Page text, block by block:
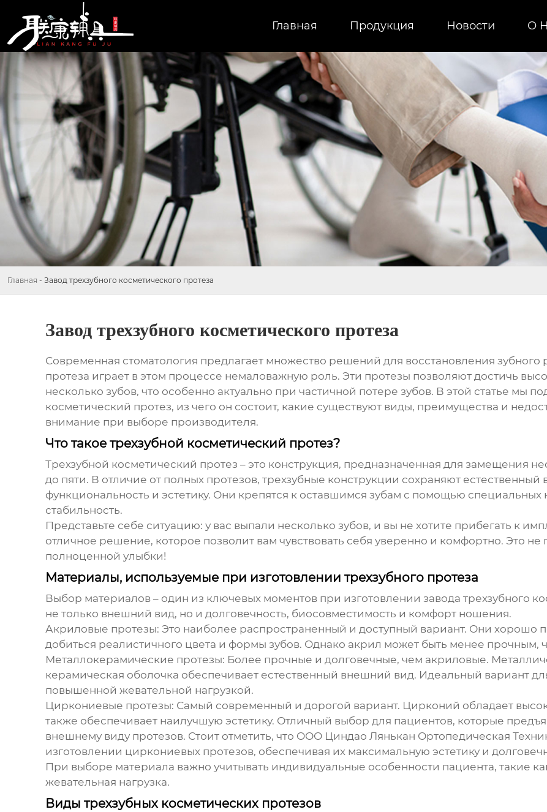
Главная Продукция Новости О
Главная - Завод трехзубного косметического протеза
Завод трехзубного косметического протеза
Современная стоматология предлагает множество решений для восстановления зубного
протеза играет в этом процессе немаловажную роль. Эти протезы позволяют достичь
несколько зубов, что особенно актуально при частичной потере зубов. В этой статье мы
косметический протез, из чего он состоит, какие существуют виды, преимущества и
внимание при выборе производителя.
Что такое трехзубной косметический протез?
Трехзубной косметический протез – это конструкция, предназначенная для замещения
до пяти. В отличие от полных протезов, трехзубные конструкции сохраняют
функциональность и эстетику. Они крепятся к оставшимся зубам с помощью
стабильность.
Представьте себе ситуацию: у вас выпали несколько зубов, и вы не хотите прибегать к
отличное решение, которое позволит вам чувствовать себя уверенно и комфортно. Это не
полноценной улыбки!
Материалы, используемые при изготовлении трехзубного протеза
Выбор материалов – один из ключевых моментов при изготовлении завода трехзубного
не только внешний вид, но и долговечность, биосовместимость и комфорт ношения.
Акриловые протезы: Это наиболее распространенный и доступный вариант. Они хорошо
добиться реалистичного цвета и формы зубов. Однако акрил может быть менее прочным,
Металлокерамические протезы: Более прочные и долговечные, чем акриловые.
керамическая оболочка обеспечивает естественный внешний вид. Идеальный вариант
повышенной жевательной нагрузкой.
Циркониевые протезы: Самый современный и дорогой вариант. Цирконий обладает
также обеспечивает наилучшую эстетику. Отличный выбор для пациентов, которые
внешнему виду протезов. Стоит отметить, что ООО Циндао Лянькан Ортопедическая
изготовлении циркониевых протезов, обеспечивая их максимальную эстетику и
При выборе материала важно учитывать индивидуальные особенности пациента, такие
жевательная нагрузка.
Виды трехзубных косметических протезов